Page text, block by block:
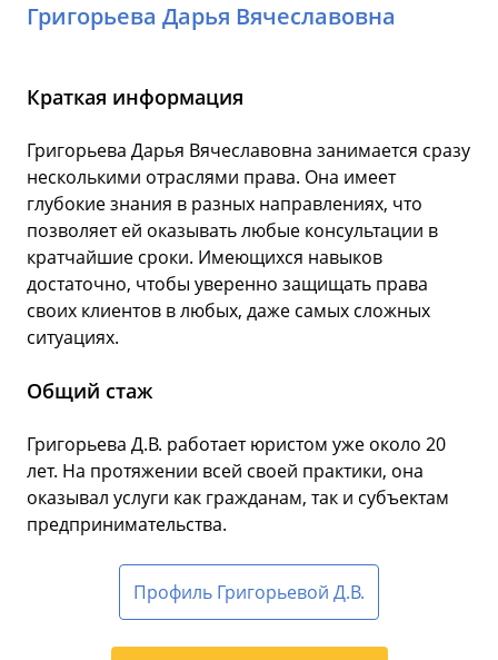
Григорьева Дарья Вячеславовна
Краткая информация
Григорьева Дарья Вячеславовна занимается сразу
несколькими отраслями права. Она имеет
глубокие знания в разных направлениях, что
позволяет ей оказывать любые консультации в
кратчайшие сроки. Имеющихся навыков
достаточно, чтобы уверенно защищать права
своих клиентов в любых, даже самых сложных
ситуациях.
Общий стаж
Григорьева Д.В. работает юристом уже около 20
лет. На протяжении всей своей практики, она
оказывал услуги как гражданам, так и субъектам
предпринимательства.
Профиль Григорьевой Д.В.